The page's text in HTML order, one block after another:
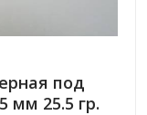
под
мм 25.5 гр.